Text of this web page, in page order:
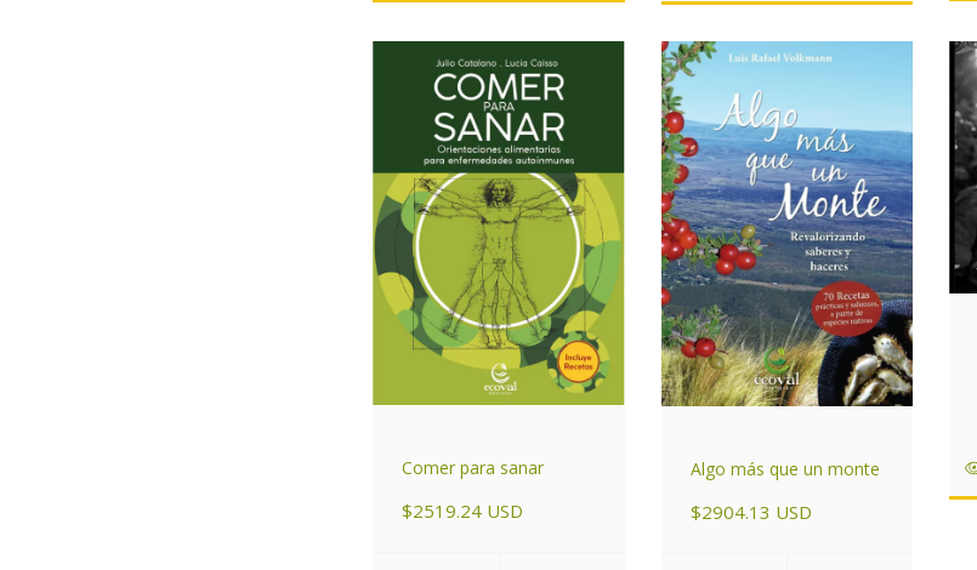
Comer para sanar
$2519.24 USD
Algo más que un monte
$2904.13 USD